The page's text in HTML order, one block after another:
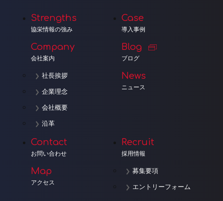
Strengths
協栄情報の強み
Company
会社案内
社長挨拶
企業理念
会社概要
沿革
Case
導入事例
Blog
ブログ
News
ニュース
Contact
お問い合わせ
Map
アクセス
Recruit
採用情報
募集要項
エントリーフォーム